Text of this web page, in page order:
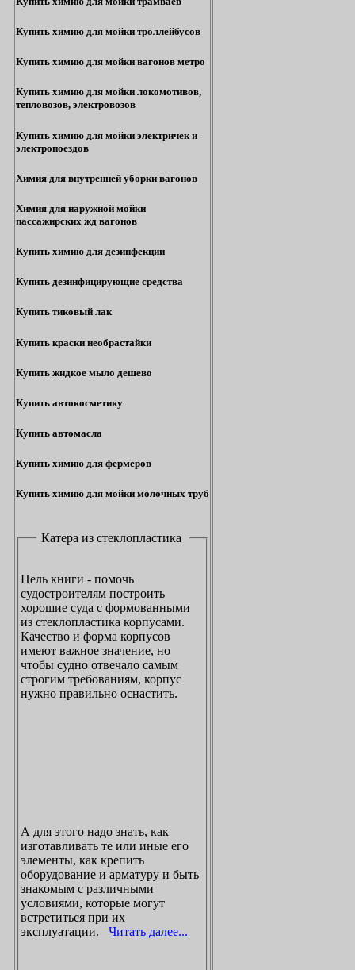
Купить химию для мойки троллейбусов
Купить химию для мойки вагонов метро
Купить химию для мойки локомотивов,
тепловозов, электровозов
Купить химию для мойки электричек и
электропоездов
Химия для внутренней уборки вагонов
Химия для наружной мойки
пассажирских жд вагонов
Купить химию для дезинфекции
Купить дезинфицирующие средства
Купить тиковый лак
Купить краски необрастайки
Купить жидкое мыло дешево
Купить автокосметику
Купить автомасла
Купить химию для фермеров
Купить химию для мойки молочных труб
Катера из стеклопластика
Цель книги - помочь
судостроителям построить
хорошие суда с формованными
из стеклопластика корпусами.
Качество и форма корпусов
имеют важное значение, но
чтобы судно отвечало самым
строгим требованиям, корпус
нужно правильно оснастить.
А для этого надо знать, как
изготавливать те или иные его
элементы, как крепить
оборудование и арматуру и быть
знакомым с различными
условиями, которые могут
встретиться при их
эксплуатации.
Читать далее...